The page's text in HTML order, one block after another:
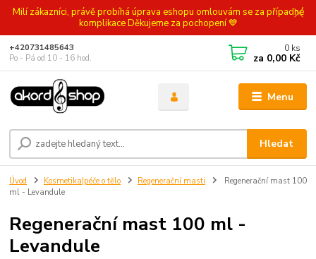
Milí zákazníci, právě probíhá úprava eshopu omlouvám se za případné
komplikace Děkujeme za pochopení 💙
Menu
Hledat
+420731485643
Po - Pá od 10 - 16 hod.
0 ks
za 0,00 Kč
Úvod Kosmetika|péče o tělo Regenerační masti
Regenerační mast 100
ml - Levandule
Regenerační mast 100 ml -
Levandule